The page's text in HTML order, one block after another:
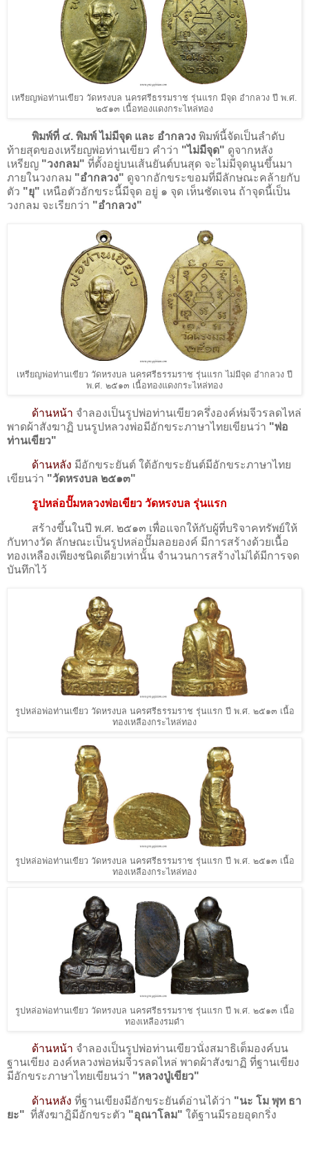
เหรียญพ่อท่านเขียว วัดหรงบล นครศรีธรรมราช รุ่นแรก มีจุด อำกลวง ปี พ.ศ.
๒๕๑๓ เนื้อทองแดงกระไหล่ทอง
พิมพ์ที่ ๔. พิมพ์ ไม่มีจุด และ อำกลวง พิมพ์นี้จัดเป็นลำดับ
ท้ายสุดของเหรียญพ่อท่านเขียว คำว่า "ไม่มีจุด" ดูจากหลัง
เหรียญ "วงกลม" ที่ตั้งอยู่บนเส้นยันต์บนสุด จะไม่มีจุดนูนขึ้นมา
ภายในวงกลม "อำกลวง" ดูจากอักขระขอมที่มีลักษณะคล้ายกับ
ตัว "ยุ" เหนือตัวอักขระนี้มีจุด อยู่ ๑ จุด เห็นชัดเจน ถ้าจุดนี้เป็น
วงกลม จะเรียกว่า "อำกลวง"
เหรียญพ่อท่านเขียว วัดหรงบล นครศรีธรรมราช รุ่นแรก ไม่มีจุด อำกลวง ปี
พ.ศ. ๒๕๑๓ เนื้อทองแดงกระไหล่ทอง
ด้านหน้า จำลองเป็นรูปพ่อท่านเขียวครึ่งองค์ห่มจีวรลดไหล่
พาดผ้าสังฆาฏิ บนรูปหลวงพ่อมีอักขระภาษาไทยเขียนว่า "พ่อ
ท่านเขียว"
ด้านหลัง มีอักขระยันต์ ใต้อักขระยันต์มีอักขระภาษาไทย
เขียนว่า "วัดหรงบล ๒๕๑๓"
รูปหล่อปั๊มหลวงพ่อเขียว วัดหรงบล รุ่นแรก
สร้างขึ้นในปี พ.ศ. ๒๕๑๓ เพื่อแจกให้กับผู้ที่บริจาคทรัพย์ให้
กับทางวัด ลักษณะเป็นรูปหล่อปั๊มลอยองค์ มีการสร้างด้วยเนื้อ
ทองเหลืองเพียงชนิดเดียวเท่านั้น จำนวนการสร้างไม่ได้มีการจด
บันทึกไว้
รูปหล่อพ่อท่านเขียว วัดหรงบล นครศรีธรรมราช รุ่นแรก ปี พ.ศ. ๒๕๑๓ เนื้อ
ทองเหลืองกระไหล่ทอง
รูปหล่อพ่อท่านเขียว วัดหรงบล นครศรีธรรมราช รุ่นแรก ปี พ.ศ. ๒๕๑๓ เนื้อ
ทองเหลืองกระไหล่ทอง
รูปหล่อพ่อท่านเขียว วัดหรงบล นครศรีธรรมราช รุ่นแรก ปี พ.ศ. ๒๕๑๓ เนื้อ
ทองเหลืองรมดำ
ด้านหน้า จำลองเป็นรูปพ่อท่านเขียวนั่งสมาธิเต็มองค์บน
ฐานเขียง องค์หลวงพ่อห่มจีวรลดไหล่ พาดผ้าสังฆาฏิ ที่ฐานเขียง
มีอักขระภาษาไทยเขียนว่า "หลวงปู่เขียว"
ด้านหลัง ที่ฐานเขียงมีอักขระยันต์อ่านได้ว่า "นะ โม พุท ธา
ยะ" ที่สังฆาฏิมีอักขระตัว "อุณาโลม" ใต้ฐานมีรอยอุดกริ่ง